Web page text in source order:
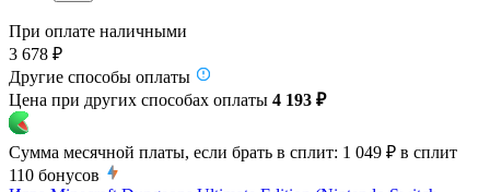
При оплате наличными
3 678 ₽
Другие способы оплаты
Цена при других способах оплаты 4 193 ₽
Сумма месячной платы, если брать в сплит: 1 049 ₽ в сплит
110 бонусов